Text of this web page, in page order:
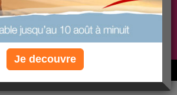
je préfère le régime gratuit
maigri et réappris à manger avec nous
Je decouvre